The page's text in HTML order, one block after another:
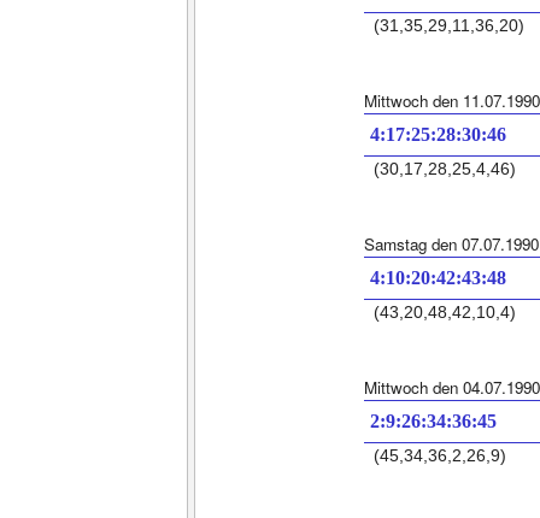
(31,35,29,11,36,20)
Mittwoch den 11.07.1990
4:17:25:28:30:46
(30,17,28,25,4,46)
Samstag den 07.07.1990
4:10:20:42:43:48
(43,20,48,42,10,4)
Mittwoch den 04.07.1990
2:9:26:34:36:45
(45,34,36,2,26,9)